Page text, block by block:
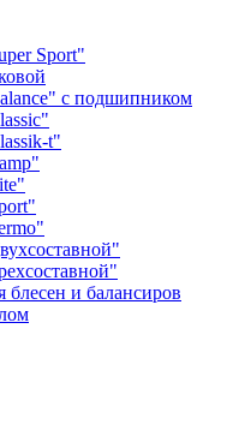
Sport"
с подшипником
t"
блесен и балансиров